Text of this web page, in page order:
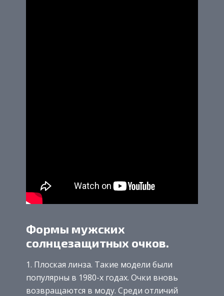
Формы мужских
солнцезащитных очков.
Плоская линза. Такие модели были
популярны в 1980-х годах. Очки вновь
возвращаются в моду. Среди отличий